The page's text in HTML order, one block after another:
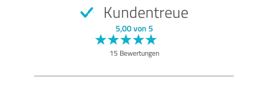
Kundentreue
5,00 von 5
15 Bewertungen